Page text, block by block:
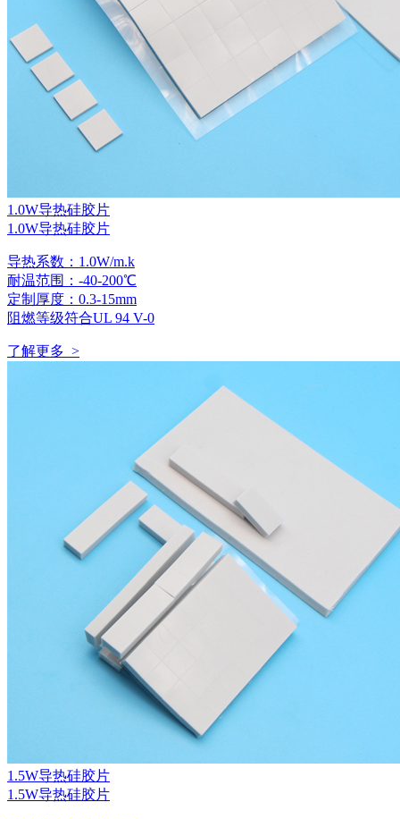
1.0W导热硅胶片
1.0W导热硅胶片
导热系数：1.0W/m.k
耐温范围：-40-200℃
定制厚度：0.3-15mm
阻燃等级符合UL 94 V-0
了解更多 >
1.5W导热硅胶片
1.5W导热硅胶片